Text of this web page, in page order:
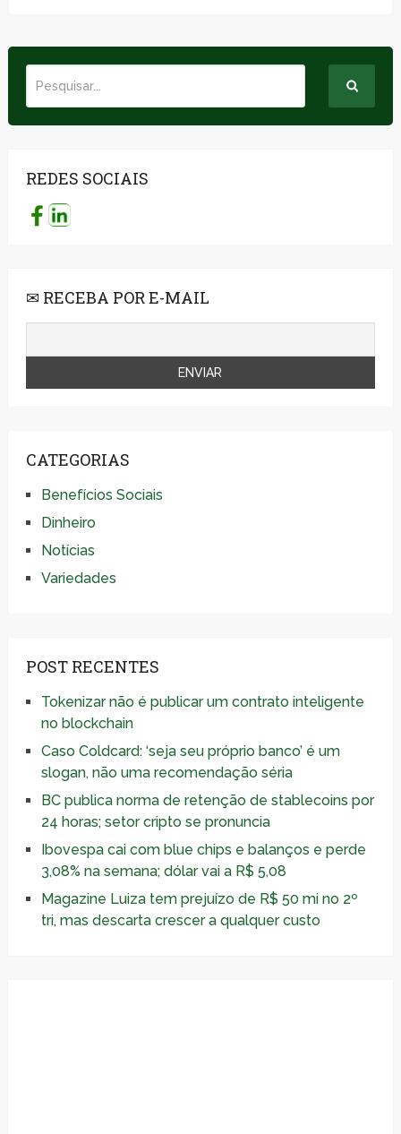
REDES SOCIAIS
✉ RECEBA POR E-MAIL
CATEGORIAS
Benefícios Sociais
Dinheiro
Notícias
Variedades
POST RECENTES
Tokenizar não é publicar um contrato inteligente
no blockchain
Caso Coldcard: ‘seja seu próprio banco’ é um
slogan, não uma recomendação séria
BC publica norma de retenção de stablecoins por
24 horas; setor cripto se pronuncia
Ibovespa cai com blue chips e balanços e perde
3,08% na semana; dólar vai a R$ 5,08
Magazine Luiza tem prejuízo de R$ 50 mi no 2º
tri, mas descarta crescer a qualquer custo